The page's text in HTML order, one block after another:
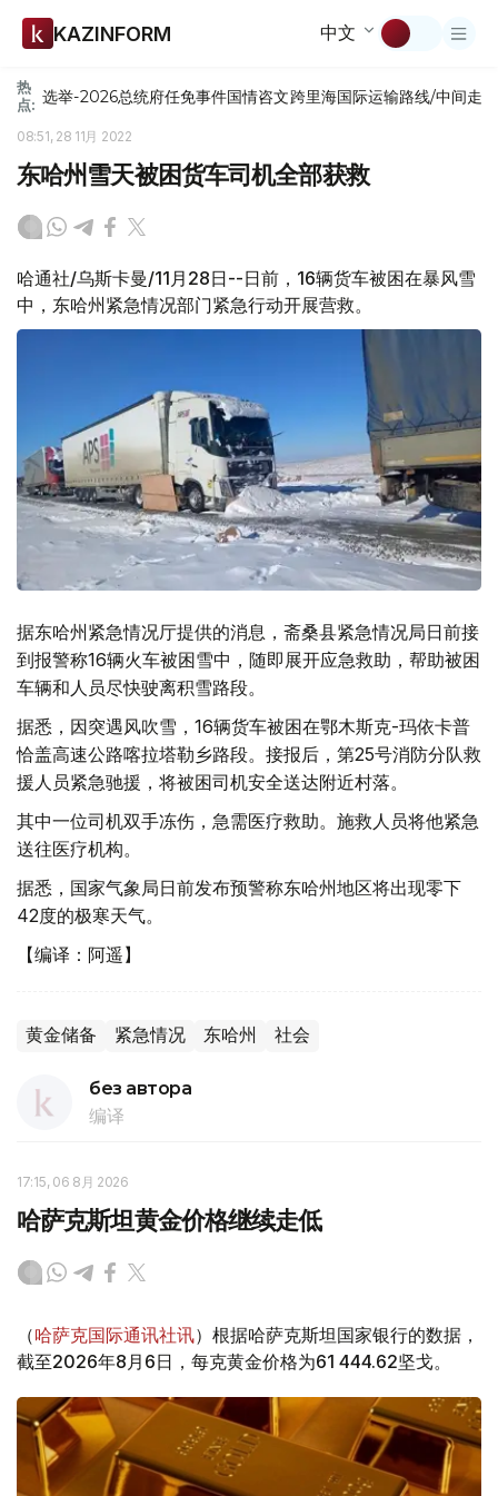
KAZINFORM 中文
热
点: 选举-2026总统府任免事件国情咨文跨里海国际运输路线/中间走廊
08:51, 28 11月 2022
东哈州雪天被困货车司机全部获救
哈通社/乌斯卡曼/11月28日--日前，16辆货车被困在暴风雪
中，东哈州紧急情况部门紧急行动开展营救。
据东哈州紧急情况厅提供的消息，斋桑县紧急情况局日前接
到报警称16辆火车被困雪中，随即展开应急救助，帮助被困
车辆和人员尽快驶离积雪路段。
据悉，因突遇风吹雪，16辆货车被困在鄂木斯克-玛依卡普
恰盖高速公路喀拉塔勒乡路段。接报后，第25号消防分队救
援人员紧急驰援，将被困司机安全送达附近村落。
其中一位司机双手冻伤，急需医疗救助。施救人员将他紧急
送往医疗机构。
据悉，国家气象局日前发布预警称东哈州地区将出现零下
42度的极寒天气。
【编译：阿遥】
黄金储备 紧急情况 东哈州 社会
без автора
编译
17:15, 06 8月 2026
哈萨克斯坦黄金价格继续走低
（哈萨克国际通讯社讯）根据哈萨克斯坦国家银行的数据，
截至2026年8月6日，每克黄金价格为61 444.62坚戈。